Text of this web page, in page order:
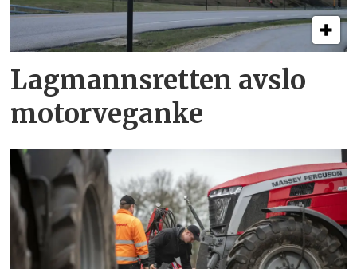
Lagmannsretten avslo
motorveganke